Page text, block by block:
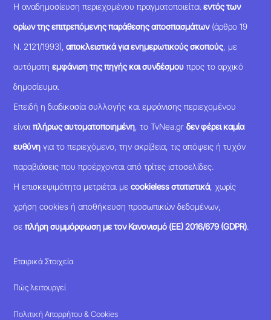
Η αναδημοσίευση περιεχομένου πραγματοποιείταιεντός των
ορίων της επιτρεπόμενης παράθεσης αποσπασμάτων(άρθρο 19
Ν. 2121/1993), αποκλειστικά για ενημερωτικούς σκοπούς , με
αυτόματηεμφάνιση της πηγής και συνδέσμου προς το αρχικό
δημοσίευμα.
Επειδή η διαδικασία συλλογής και εμφάνισης περιεχομένου
είναιπλήρως αυτοματοποιημένη , το TvNea.grδεν φέρει καμία
ευθύνη για το περιεχόμενο, την ακρίβεια, τις απόψεις ή τυχόν
παραβιάσεις που προέρχονται από τρίτες ιστοσελίδες.
Η επισκεψιμότητα μετριέται μεcookieless στατιστικά, χωρίς
χρήση cookies ή αποθήκευση προσωπικών δεδομένων,
σεπλήρη συμμόρφωση με τον Κανονισμό (ΕΕ) 2016/679 (GDPR).
Εταιρικά Στοιχεία
Πώς λειτουργεί
Πολιτική Απορρήτου & Cookies